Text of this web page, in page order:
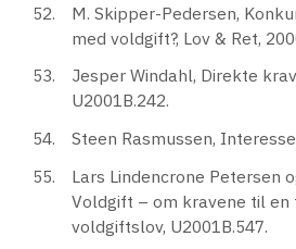
M. Skipper-Pedersen,
med voldgift?, Lov & Ret,
Jesper Windahl, Direkte
U2001B.242.
Steen Rasmussen,
Lars Lindencrone Petersen
Voldgift – om kravene til en
voldgiftslov, U2001B.547.